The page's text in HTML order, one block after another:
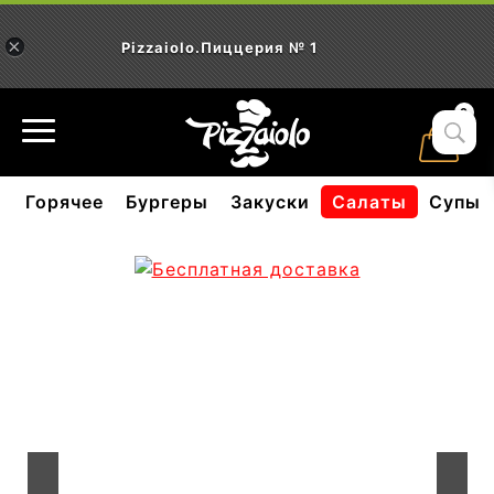
× Pizzaiolo.Пиццерия № 1
Скачать
0
Горячее Бургеры Закуски Салаты Супы